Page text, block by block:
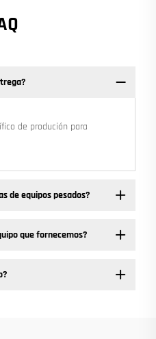
de produción para
de equipos pesados?
que fornecemos?